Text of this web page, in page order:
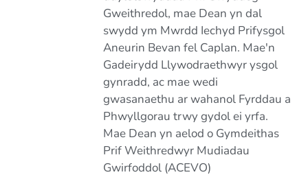
Gweithredol, mae Dean yn dal
swydd ym Mwrdd Iechyd Prifysgol
Aneurin Bevan fel Caplan. Mae'n
Gadeirydd Llywodraethwyr ysgol
gynradd, ac mae wedi
gwasanaethu ar wahanol Fyrddau a
Phwyllgorau trwy gydol ei yrfa.
Mae Dean yn aelod o Gymdeithas
Prif Weithredwyr Mudiadau
Gwirfoddol (ACEVO)